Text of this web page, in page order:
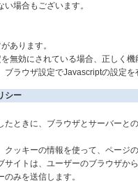
場合もございます。
あります。
無効にされている場合、正しく
ブラウザ設定でJavascriptの設定
シー
たときに、ブラウザとサーバー
クッキーの情報を使って、ペー
サイトは、ユーザーのブラウザ
みを送信します。